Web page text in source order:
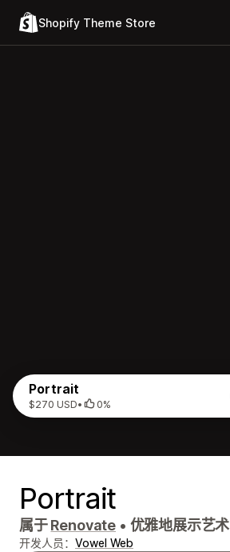
Shopify Theme Store
Portrait
$270 USD• 0%
Portrait
属于Renovate • 优雅地展示艺术
开发人员： Vowel Web